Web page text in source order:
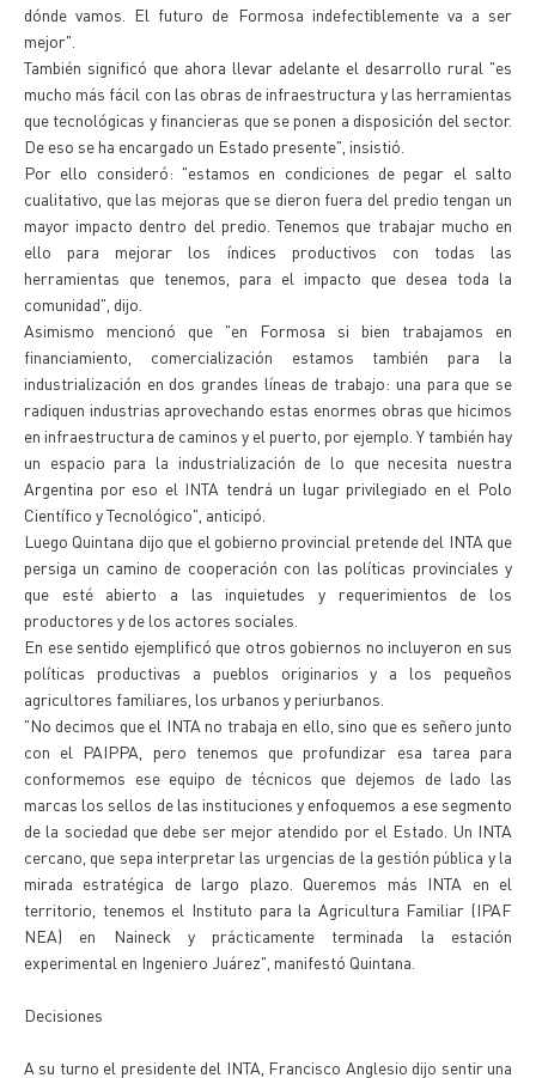
dónde vamos. El futuro de Formosa indefectiblemente va a ser
mejor".
También significó que ahora llevar adelante el desarrollo rural "es
mucho más fácil con las obras de infraestructura y las herramientas
que tecnológicas y financieras que se ponen a disposición del sector.
De eso se ha encargado un Estado presente", insistió.
Por ello consideró: "estamos en condiciones de pegar el salto
cualitativo, que las mejoras que se dieron fuera del predio tengan un
mayor impacto dentro del predio. Tenemos que trabajar mucho en
ello para mejorar los índices productivos con todas las
herramientas que tenemos, para el impacto que desea toda la
comunidad", dijo.
Asimismo mencionó que "en Formosa si bien trabajamos en
financiamiento, comercialización estamos también para la
industrialización en dos grandes líneas de trabajo: una para que se
radiquen industrias aprovechando estas enormes obras que hicimos
en infraestructura de caminos y el puerto, por ejemplo. Y también hay
un espacio para la industrialización de lo que necesita nuestra
Argentina por eso el INTA tendrá un lugar privilegiado en el Polo
Científico y Tecnológico", anticipó.
Luego Quintana dijo que el gobierno provincial pretende del INTA que
persiga un camino de cooperación con las políticas provinciales y
que esté abierto a las inquietudes y requerimientos de los
productores y de los actores sociales.
En ese sentido ejemplificó que otros gobiernos no incluyeron en sus
políticas productivas a pueblos originarios y a los pequeños
agricultores familiares, los urbanos y periurbanos.
"No decimos que el INTA no trabaja en ello, sino que es señero junto
con el PAIPPA, pero tenemos que profundizar esa tarea para
conformemos ese equipo de técnicos que dejemos de lado las
marcas los sellos de las instituciones y enfoquemos a ese segmento
de la sociedad que debe ser mejor atendido por el Estado. Un INTA
cercano, que sepa interpretar las urgencias de la gestión pública y la
mirada estratégica de largo plazo. Queremos más INTA en el
territorio, tenemos el Instituto para la Agricultura Familiar (IPAF
NEA) en Naineck y prácticamente terminada la estación
experimental en Ingeniero Juárez", manifestó Quintana.
Decisiones
A su turno el presidente del INTA, Francisco Anglesio dijo sentir una